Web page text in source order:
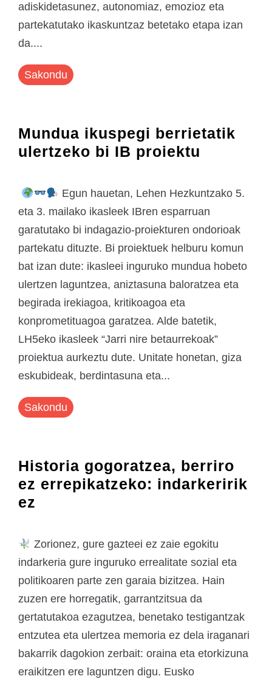
adiskidetasunez, autonomiaz, emozioz eta
partekatutako ikaskuntzaz betetako etapa izan
da....
Sakondu
Mundua ikuspegi berrietatik
ulertzeko bi IB proiektu
Egun hauetan, Lehen Hezkuntzako 5.
eta 3. mailako ikasleek IBren esparruan
garatutako bi indagazio-proiekturen ondorioak
partekatu dituzte. Bi proiektuek helburu komun
bat izan dute: ikasleei inguruko mundua hobeto
ulertzen laguntzea, aniztasuna baloratzea eta
begirada irekiagoa, kritikoagoa eta
konprometituagoa garatzea. Alde batetik,
LH5eko ikasleek “Jarri nire betaurrekoak”
proiektua aurkeztu dute. Unitate honetan, giza
eskubideak, berdintasuna eta...
Sakondu
Historia gogoratzea, berriro
ez errepikatzeko: indarkeririk
ez
Zorionez, gure gazteei ez zaie egokitu
indarkeria gure inguruko errealitate sozial eta
politikoaren parte zen garaia bizitzea. Hain
zuzen ere horregatik, garrantzitsua da
gertatutakoa ezagutzea, benetako testigantzak
entzutea eta ulertzea memoria ez dela iraganari
bakarrik dagokion zerbait: oraina eta etorkizuna
eraikitzen ere laguntzen digu. Eusko